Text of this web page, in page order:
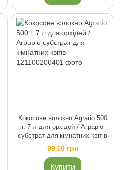
Кокосове волокно Agrario 500
г, 7 л для орхідей / Аграріо
субстрат для кімнатних квітів
99.00 грн
Купити